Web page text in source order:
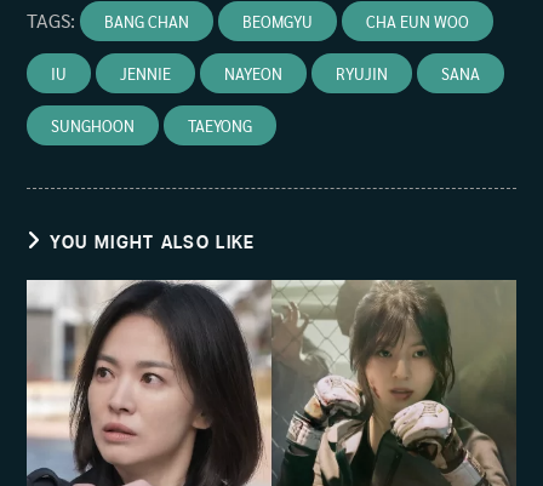
TAGS: BANG CHAN BEOMGYU CHA EUN WOO
IU JENNIE NAYEON RYUJIN SANA
SUNGHOON TAEYONG
YOU MIGHT ALSO LIKE